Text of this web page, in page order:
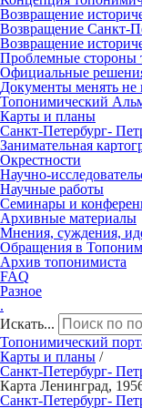
Возвращение
Возвращение
Возвращение
Проблемные стороны
Официальные
Документы менять
Топонимический
Карты и планы
Санкт‑Петербург‑
Занимательная
Окрестности
Научные работы
Семинары и
Архивные материалы
Мнения, суждения,
Обращения в
Архив топонимиста
FAQ
Разное
.
Искать...
Топонимический
Карты и планы /
Санкт-Петербург-
Карта Ленинград,
Санкт‑Петербург‑